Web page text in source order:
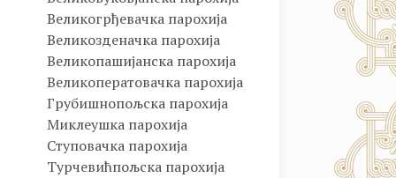
Великогрђевачка парохија
Великозденачка парохија
Великопашијанска парохија
Великоператовачка парохија
Грубишнопољска парохија
Миклеушка парохија
Ступовачка парохија
Турчевићпољска парохија